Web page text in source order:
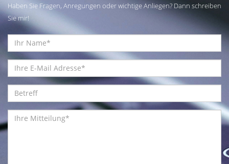
Haben Sie Fragen, Anregungen oder wichtige Anliegen? Dann schreiben
Sie mir!